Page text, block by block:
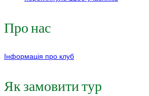
Про нас
Інформація про клуб
Як замовити тур